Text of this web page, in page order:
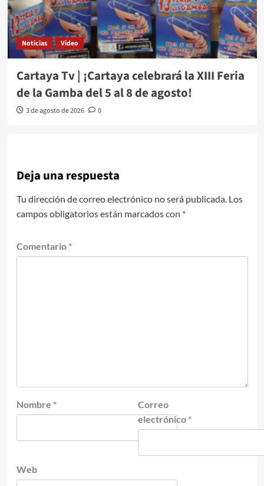
Noticias Video
Cartaya Tv | ¡Cartaya celebrará la XIII Feria
de la Gamba del 5 al 8 de agosto!
3 de agosto de 2026 0
Deja una respuesta
Tu dirección de correo electrónico no será publicada. Los
campos obligatorios están marcados con *
Comentario *
Nombre *
Correo
electrónico *
Web